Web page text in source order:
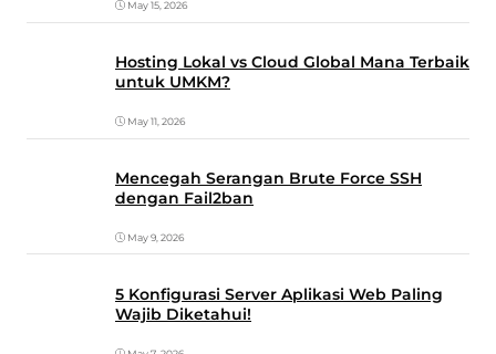
May 15, 2026
Hosting Lokal vs Cloud Global Mana Terbaik
untuk UMKM?
May 11, 2026
Mencegah Serangan Brute Force SSH
dengan Fail2ban
May 9, 2026
5 Konfigurasi Server Aplikasi Web Paling
Wajib Diketahui!